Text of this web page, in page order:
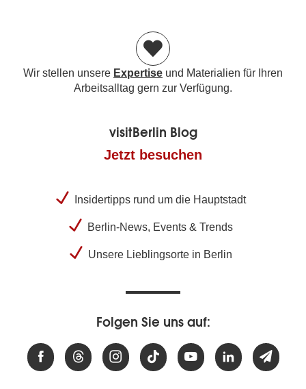
Wir stellen unsere Expertise und Materialien für Ihren
Arbeitsalltag gern zur Verfügung.
visitBerlin Blog
Jetzt besuchen
Insidertipps rund um die Hauptstadt
Berlin-News, Events & Trends
Unsere Lieblingsorte in Berlin
Folgen Sie uns auf: